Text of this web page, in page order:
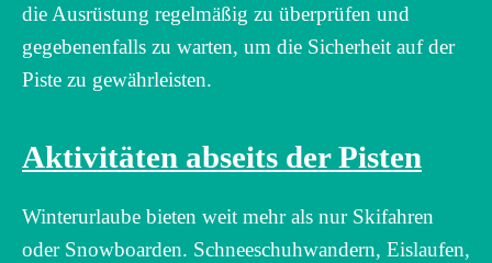
die Ausrüstung regelmäßig zu überprüfen und
gegebenenfalls zu warten, um die Sicherheit auf der
Piste zu gewährleisten.
Aktivitäten abseits der Pisten
Winterurlaube bieten weit mehr als nur Skifahren
oder Snowboarden. Schneeschuhwandern, Eislaufen,